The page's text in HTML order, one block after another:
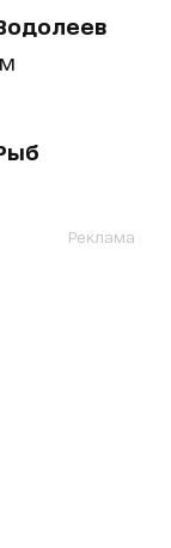
Реклама